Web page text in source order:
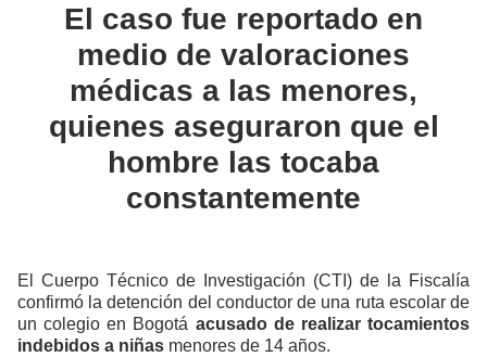
El caso fue reportado en
medio de valoraciones
médicas a las menores,
quienes aseguraron que el
hombre las tocaba
constantemente
El Cuerpo Técnico de Investigación (CTI) de la Fiscalía
confirmó la detención del conductor de una ruta escolar de
un colegio en Bogotá acusado de realizar tocamientos
indebidos a niñas menores de 14 años.